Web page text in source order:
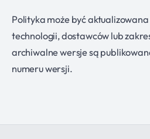
Polityka może być
technologii, dostawców lub
archiwalne wersje są
numeru wersji.